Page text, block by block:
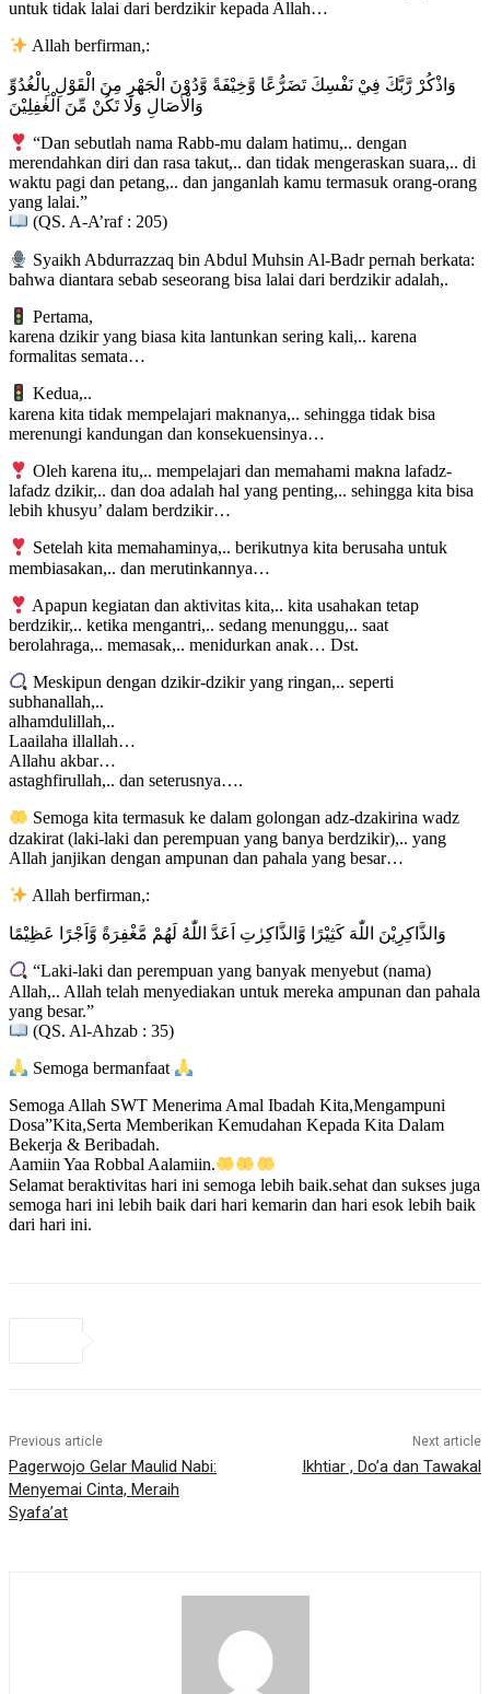
untuk tidak lalai dari berdzikir kepada Allah…
Allah berfirman,:
وَاذْكُرْ رَّبَّكَ فِيْ نَفْسِكَ تَضَرُّعًا وَّخِيْفَةً وَّدُوْنَ الْجَهْرِ مِنَ الْقَوْلِ بِالْغُدُوِّ
وَالْاٰصَالِ وَلَا تَكُنْ مِّنَ الْغٰفِلِيْنَ
“Dan sebutlah nama Rabb-mu dalam hatimu,.. dengan
merendahkan diri dan rasa takut,.. dan tidak mengeraskan suara,.. di
waktu pagi dan petang,.. dan janganlah kamu termasuk orang-orang
yang lalai.”
(QS. A-A’raf : 205)
Syaikh Abdurrazzaq bin Abdul Muhsin Al-Badr pernah berkata:
bahwa diantara sebab seseorang bisa lalai dari berdzikir adalah,.
Pertama,
karena dzikir yang biasa kita lantunkan sering kali,.. karena
formalitas semata…
Kedua,..
karena kita tidak mempelajari maknanya,.. sehingga tidak bisa
merenungi kandungan dan konsekuensinya…
Oleh karena itu,.. mempelajari dan memahami makna lafadz-
lafadz dzikir,.. dan doa adalah hal yang penting,.. sehingga kita bisa
lebih khusyu’ dalam berdzikir…
Setelah kita memahaminya,.. berikutnya kita berusaha untuk
membiasakan,.. dan merutinkannya…
Apapun kegiatan dan aktivitas kita,.. kita usahakan tetap
berdzikir,.. ketika mengantri,.. sedang menunggu,.. saat
berolahraga,.. memasak,.. menidurkan anak… Dst.
Meskipun dengan dzikir-dzikir yang ringan,.. seperti
subhanallah,..
alhamdulillah,..
Laailaha illallah…
Allahu akbar…
astaghfirullah,.. dan seterusnya….
Semoga kita termasuk ke dalam golongan adz-dzakirina wadz
dzakirat (laki-laki dan perempuan yang banya berdzikir),.. yang
Allah janjikan dengan ampunan dan pahala yang besar…
Allah berfirman,:
وَالذَّاكِرِيْنَ اللّٰهَ كَثِيْرًا وَّالذَّاكِرٰتِ اَعَدَّ اللّٰهُ لَهُمْ مَّغْفِرَةً وَّاَجْرًا عَظِيْمًا
“Laki-laki dan perempuan yang banyak menyebut (nama)
Allah,.. Allah telah menyediakan untuk mereka ampunan dan pahala
yang besar.”
(QS. Al-Ahzab : 35)
Semoga bermanfaat
Semoga Allah SWT Menerima Amal Ibadah Kita,Mengampuni
Dosa”Kita,Serta Memberikan Kemudahan Kepada Kita Dalam
Bekerja & Beribadah.
Aamiin Yaa Robbal Aalamiin.
Selamat beraktivitas hari ini semoga lebih baik.sehat dan sukses juga
semoga hari ini lebih baik dari hari kemarin dan hari esok lebih baik
dari hari ini.
Previous article
Pagerwojo Gelar Maulid Nabi:
Menyemai Cinta, Meraih
Syafa’at
Next article
Ikhtiar , Do’a dan Tawakal